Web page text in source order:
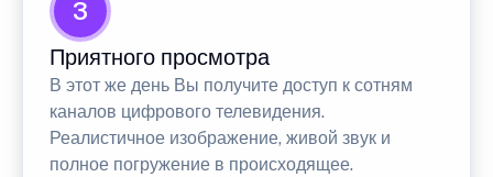
3
Приятного просмотра
В этот же день Вы получите доступ к сотням
каналов цифрового телевидения.
Реалистичное изображение, живой звук и
полное погружение в происходящее.